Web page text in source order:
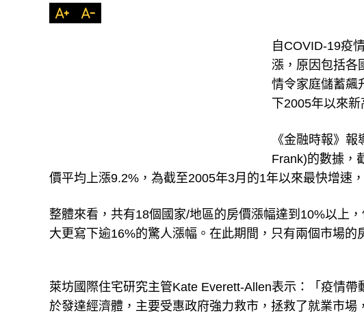
自COVID-19疫
漲，原因包括各
情令家庭儲蓄飆
下2005年以來新
《金融時報》
Frank)的數據，
價平均上漲9.2%，為截至2005年3月的1年以來最快增速
整體來看，共有18個國家/地區的房價漲幅達到10%以上
大更寫下逾16%的驚人漲幅。在此期間，只有兩個市場
萊坊國際住宅研究主管Kate Everett-Allen表示：「疫情
於發達經濟體，主要受惠政府強力救市，拯救了就業市場